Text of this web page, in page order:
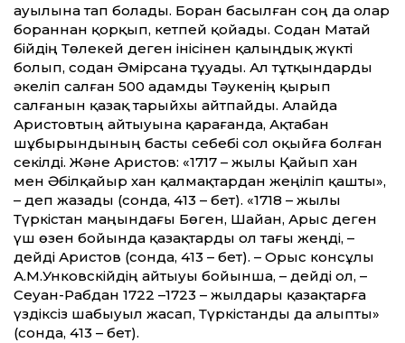
ауылына тап болады. Боран басылған соң да олар
бораннан қорқып, кетпей қойады. Содан Матай
бійдің Төлекей деген інісінен қалыңдық жүкті
болып, содан Әмірсана тұуады. Ал тұтқындарды
әкеліп салған 500 адамды Тәукенің қырып
салғанын қазақ тарыйхы айтпайды. Алайда
Аристовтың айтыуына қарағанда, Ақтабан
шұбырындының басты себебі сол оқыйға болған
секілді. Және Аристов: «1717 – жылы Қайып хан
мен Әбілқайыр хан қалмақтардан жеңіліп қашты»,
– деп жазады (сонда, 413 – бет). «1718 – жылы
Түркістан маңындағы Бөген, Шайан, Арыс деген
үш өзен бойында қазақтарды ол тағы жеңді, –
дейді Аристов (сонда, 413 – бет). – Орыс консұлы
А.М.Унковскійдің айтыуы бойынша, – дейді ол, –
Сеуан-Рабдан 1722 –1723 – жылдары қазақтарға
үздіксіз шабыуыл жасап, Түркістанды да алыпты»
(сонда, 413 – бет).